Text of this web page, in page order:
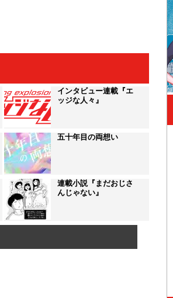
インタビュー連載『エ
ッジな人々』
五十年目の両想い
連載小説『まだおじさ
んじゃない』